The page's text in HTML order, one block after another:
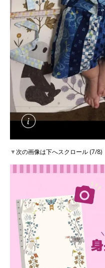
▼次の画像は下へスクロール (7/8)